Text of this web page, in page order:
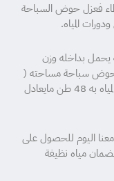
فعزل حوض السباحة
المياه.
بداخله وزن
حوض سباحة مساحته (
طول 8 متر * 4 عرض * 1.5 عمق ) يبلغ وزن المياه به 48 طن مايعادل
اليوم للحصول على
مياه نظيفة